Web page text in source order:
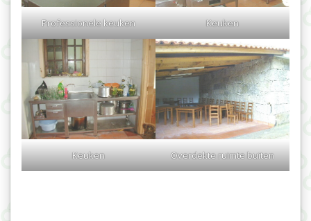
Professionele keuken Keuken
Keuken Overdekte ruimte buiten